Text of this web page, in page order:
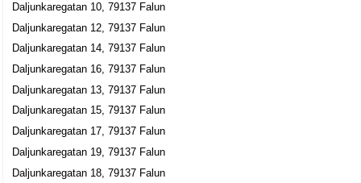
023-10984
Daljunkaregatan 14 C Lgh 1001, 79137 Falun
Ami's Skomakeri
Malin Elinor Nordstrand Andersson
023-24254
Daljunkaregatan 14a, 79137 Falun
Sven Lindberg
Daljunkaregatan 16 A, 79137 Falun
Daljunkaregatan 10, 79137 Falun
Daljunkaregatan 12, 79137 Falun
Daljunkaregatan 14, 79137 Falun
Daljunkaregatan 16, 79137 Falun
Daljunkaregatan 13, 79137 Falun
Daljunkaregatan 15, 79137 Falun
Daljunkaregatan 17, 79137 Falun
Daljunkaregatan 19, 79137 Falun
Daljunkaregatan 18, 79137 Falun